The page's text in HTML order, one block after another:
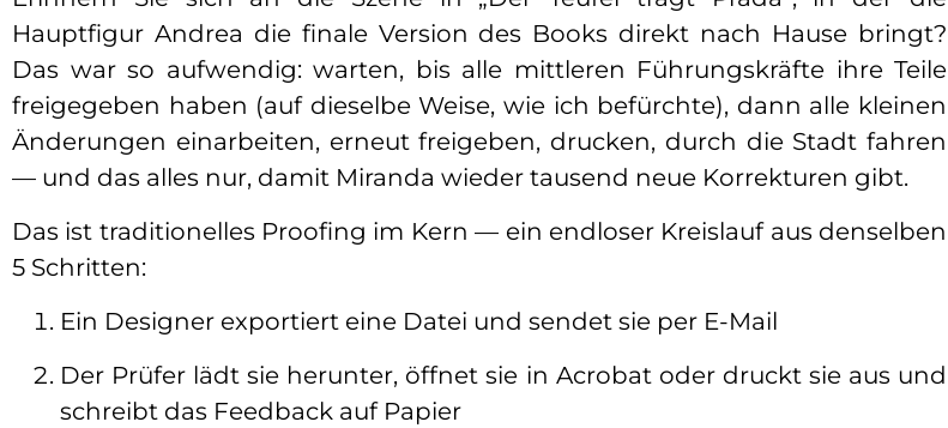
Hauptfigur Andrea die finale Version des Books direkt nach Hause bringt?
Das war so aufwendig: warten, bis alle mittleren Führungskräfte ihre Teile
freigegeben haben (auf dieselbe Weise, wie ich befürchte), dann alle kleinen
Änderungen einarbeiten, erneut freigeben, drucken, durch die Stadt fahren
— und das alles nur, damit Miranda wieder tausend neue Korrekturen gibt.
Das ist traditionelles Proofing im Kern — ein endloser Kreislauf aus denselben
5 Schritten:
Ein Designer exportiert eine Datei und sendet sie per E-Mail
Der Prüfer lädt sie herunter, öffnet sie in Acrobat oder druckt sie aus und
schreibt das Feedback auf Papier